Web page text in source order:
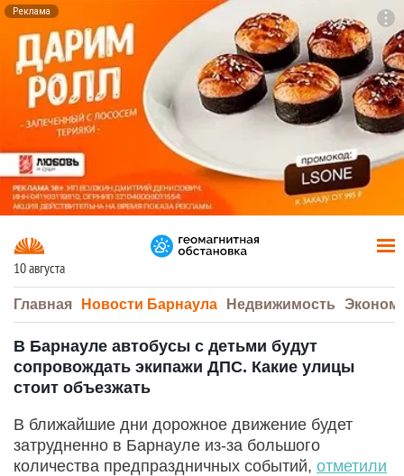
Реклама
10 августа
Главная Новости Барнаула Недвижимость
В Барнауле автобусы с детьми будут
сопровождать экипажи ДПС. Какие улицы
стоит объезжать
В ближайшие дни дорожное движение будет
затрудненно в Барнауле из-за большого
количества предпраздничных событий, отметили